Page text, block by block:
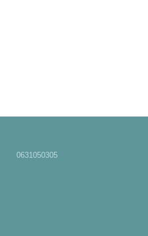
0631050305